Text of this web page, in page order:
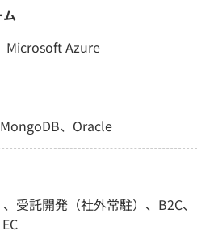
Microsoft Azure
、Oracle
受託開発（社外常駐）、B2C、